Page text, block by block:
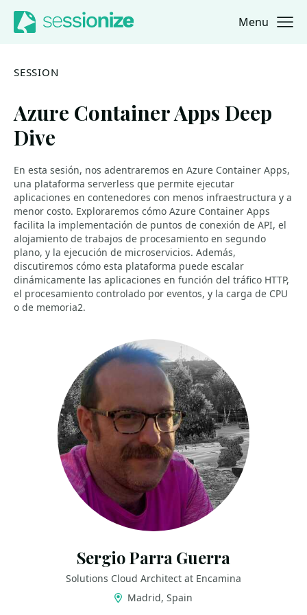
Jump to navigation
Jump to content Menu
SESSION
Azure Container Apps Deep
Dive
En esta sesión, nos adentraremos en Azure Container Apps,
una plataforma serverless que permite ejecutar
aplicaciones en contenedores con menos infraestructura y a
menor costo. Exploraremos cómo Azure Container Apps
facilita la implementación de puntos de conexión de API, el
alojamiento de trabajos de procesamiento en segundo
plano, y la ejecución de microservicios. Además,
discutiremos cómo esta plataforma puede escalar
dinámicamente las aplicaciones en función del tráfico HTTP,
el procesamiento controlado por eventos, y la carga de CPU
o de memoria2.
Sergio Parra Guerra
Solutions Cloud Architect at Encamina
Madrid, Spain